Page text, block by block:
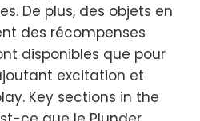
De plus, des objets en
des récompenses
disponibles que pour
excitation et
Key sections in the